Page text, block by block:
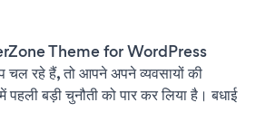
Theme for WordPress
रहे हैं, तो आपने अपने व्यवसायों की
बड़ी चुनौती को पार कर लिया है। बधाई